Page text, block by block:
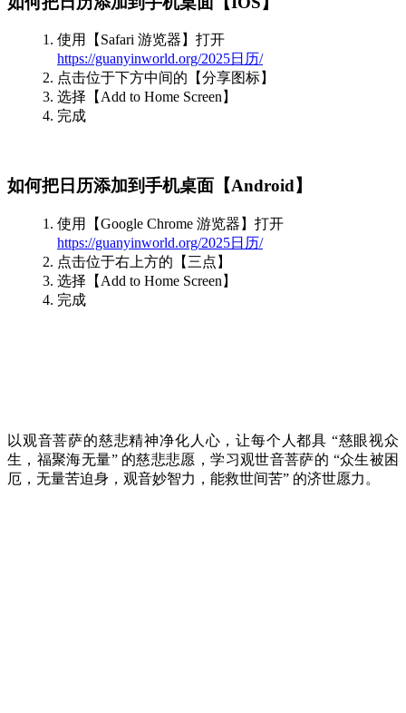
使用【Safari 游览器】打开
https://guanyinworld.org/2025日历/
点击位于下方中间的【分享图标】
选择【Add to Home Screen】
完成
如何把日历添加到手机桌面【Android】
使用【Google Chrome 游览器】打开
https://guanyinworld.org/2025日历/
点击位于右上方的【三点】
选择【Add to Home Screen】
完成
以观音菩萨的慈悲精神净化人心，让每个人都具 “慈眼视众
生，福聚海无量” 的慈悲悲愿，学习观世音菩萨的 “众生被困
厄，无量苦迫身，观音妙智力，能救世间苦” 的济世愿力。